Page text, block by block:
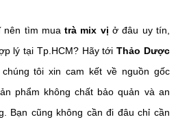
nên tìm muatrà mix vị ở đâu uy tín,
lý tại Tp.HCM? Hãy tớiThảo Dược
tôi xin cam kết về nguồn gốc
phẩm không chất bảo quản và an
Bạn cũng không cần đi đâu chỉ cần